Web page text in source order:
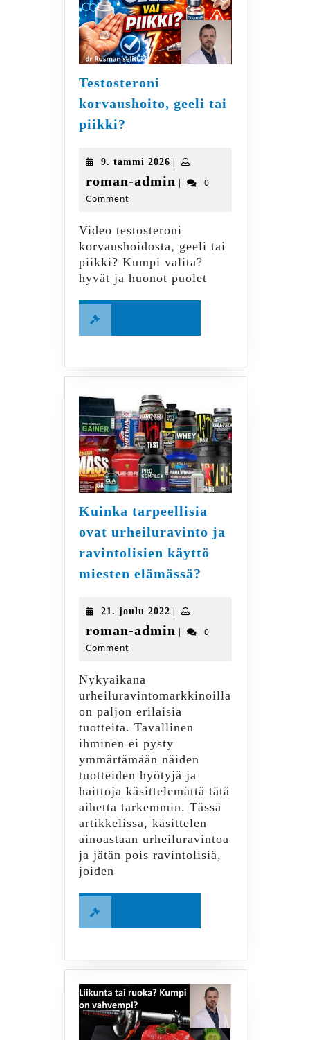
Testosteroni
korvaushoito, geeli tai
piikki?
piikki?
9. tammi 20269.|
roman-admin roman-
|
0
Comment
Video testosteroni
korvaushoidosta, geeli tai
piikki? Kumpi valita?
hyvät ja huonot puolet
More
Kuinka tarpeellisia
ovat urheiluravinto ja
ravintolisien käyttö
miesten elämässä?
ja
elämässä?
21. joulu 202221.
joulu
|
roman-admin roman-
|
0
Comment
Nykyaikana
urheiluravintomarkkinoilla
on paljon erilaisia
tuotteita. Tavallinen
ihminen ei pysty
ymmärtämään näiden
tuotteiden hyötyjä ja
haittoja käsittelemättä tätä
aihetta tarkemmin. Tässä
artikkelissa, käsittelen
ainoastaan urheiluravintoa
ja jätän pois ravintolisiä,
joiden
More